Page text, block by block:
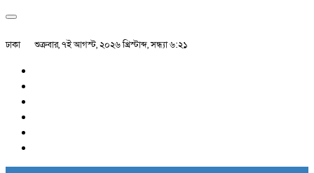
ঢাকা শুক্রবার, ৭ই আগস্ট, ২০২৬ খ্রিস্টাব্দ, সন্ধ্যা ৬:২১